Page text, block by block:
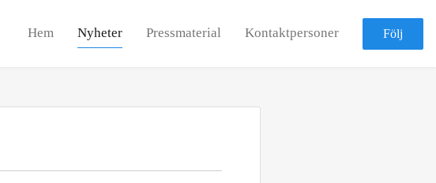
Hem Nyheter Pressmaterial Kontaktpersoner Följ